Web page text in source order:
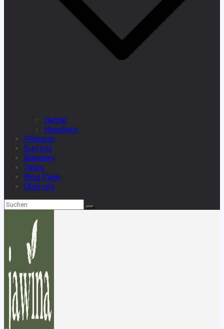
Hunde
Haustiere
Pflanzen
Survival
Wandern
Tipps
Blog Page
Über uns